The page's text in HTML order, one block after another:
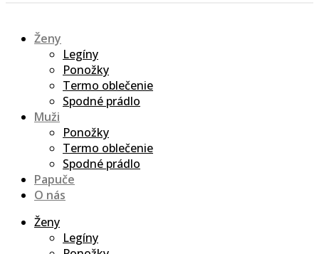
Ženy
Legíny
Ponožky
Termo oblečenie
Spodné prádlo
Muži
Ponožky
Termo oblečenie
Spodné prádlo
Papuče
O nás
Ženy
Legíny